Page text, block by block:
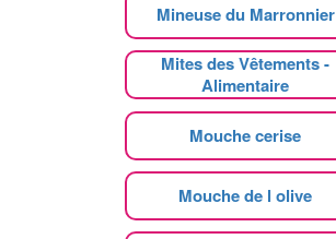
Mineuse du Marronnier
Mites des Vêtements -
Alimentaire
Mouche cerise
Mouche de l olive